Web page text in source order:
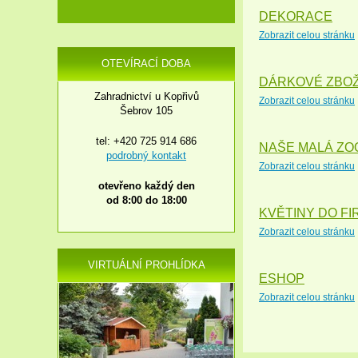
OTEVÍRACÍ DOBA
Zahradnictví u Kopřivů
Šebrov 105
tel: +420 725 914 686
podrobný kontakt
otevřeno každý den
od 8:00 do 18:00
VIRTUÁLNÍ PROHLÍDKA
DEKORACE
Zobrazit celou stránku
DÁRKOVÉ
Zobrazit celou stránku
NAŠE MALÁ
Zobrazit celou stránku
KVĚTINY DO
Zobrazit celou stránku
ESHOP
Zobrazit celou stránku